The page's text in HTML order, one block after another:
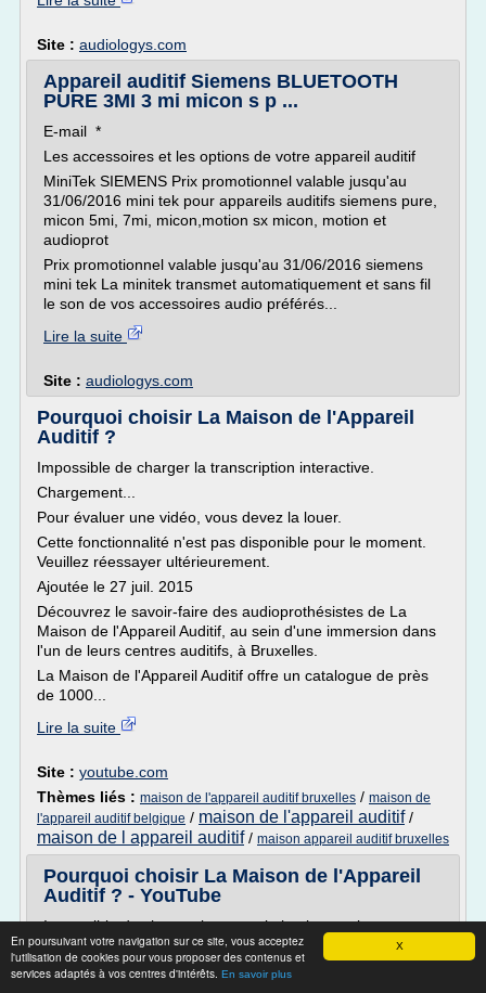
X
En poursuivant votre navigation sur ce site, vous acceptez
l'utilisation de cookies pour vous proposer des contenus et
services adaptés à vos centres d'intérêts. En savoir plus
Site : audiologys.com
Appareil auditif Siemens BLUETOOTH
PURE 3MI 3 mi micon s p ...
E-mail *
Les accessoires et les options de votre appareil auditif
MiniTek SIEMENS Prix promotionnel valable jusqu'au
31/06/2016 mini tek pour appareils auditifs siemens pure,
micon 5mi, 7mi, micon,motion sx micon, motion et
audioprot
Prix promotionnel valable jusqu'au 31/06/2016 siemens
mini tek La minitek transmet automatiquement et sans fil
le son de vos accessoires audio préférés...
Lire la suite
Site : audiologys.com
Pourquoi choisir La Maison de l'Appareil
Auditif ?
Impossible de charger la transcription interactive.
Chargement...
Pour évaluer une vidéo, vous devez la louer.
Cette fonctionnalité n'est pas disponible pour le moment.
Veuillez réessayer ultérieurement.
Ajoutée le 27 juil. 2015
Découvrez le savoir-faire des audioprothésistes de La
Maison de l'Appareil Auditif, au sein d'une immersion dans
l'un de leurs centres auditifs, à Bruxelles.
La Maison de l'Appareil Auditif offre un catalogue de près
de 1000...
Lire la suite
Site : youtube.com
Thèmes liés : maison de l'appareil auditif bruxelles / maison de
l'appareil auditif belgique / maison de l'appareil auditif/
maison de l appareil auditif/ maison appareil auditif bruxelles
Pourquoi choisir La Maison de l'Appareil
Auditif ? - YouTube
Impossible de charger la transcription interactive.
Chargement...
Pour évaluer une vidéo, vous devez la louer.